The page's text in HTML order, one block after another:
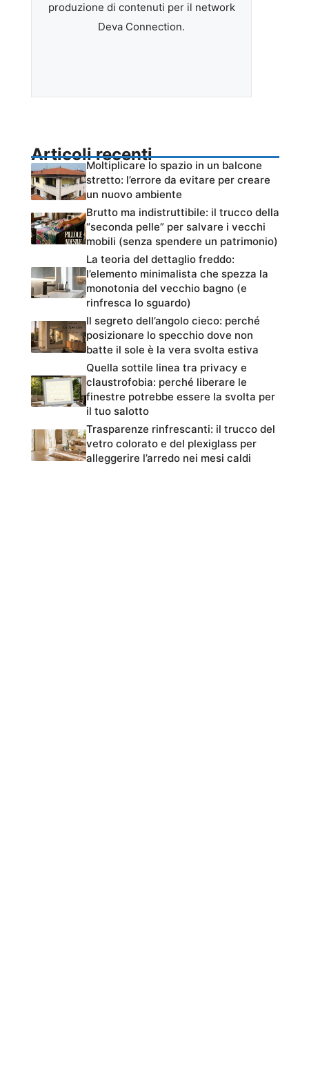
produzione di contenuti per il network
Deva Connection.
Articoli recenti
Moltiplicare lo spazio in un balcone
stretto: l’errore da evitare per creare
un nuovo ambiente
Brutto ma indistruttibile: il trucco della
“seconda pelle” per salvare i vecchi
mobili (senza spendere un patrimonio)
La teoria del dettaglio freddo:
l’elemento minimalista che spezza la
monotonia del vecchio bagno (e
rinfresca lo sguardo)
Il segreto dell’angolo cieco: perché
posizionare lo specchio dove non
batte il sole è la vera svolta estiva
Quella sottile linea tra privacy e
claustrofobia: perché liberare le
finestre potrebbe essere la svolta per
il tuo salotto
Trasparenze rinfrescanti: il trucco del
vetro colorato e del plexiglass per
alleggerire l’arredo nei mesi caldi